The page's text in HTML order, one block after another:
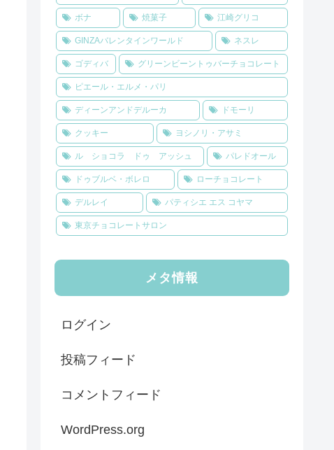
ボナ 焼菓子 江崎グリコ
GINZAバレンタインワールド ネスレ
ゴディバ グリーンビーントゥバーチョコレート
ピエール・エルメ・パリ
ディーンアンドデルーカ ドモーリ
クッキー ヨシノリ・アサミ
ル ショコラ ドゥ アッシュ パレドオール
ドゥブルベ・ボレロ ローチョコレート
デルレイ パティシエ エス コヤマ
東京チョコレートサロン
メタ情報
ログイン
投稿フィード
コメントフィード
WordPress.org